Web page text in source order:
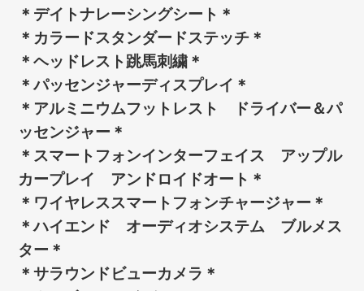
＊デイトナレーシングシート＊
＊カラードスタンダードステッチ＊
＊ヘッドレスト跳馬刺繍＊
＊パッセンジャーディスプレイ＊
＊アルミニウムフットレスト ドライバー＆パ
ッセンジャー＊
＊スマートフォンインターフェイス アップル
カープレイ アンドロイドオート＊
＊ワイヤレススマートフォンチャージャー＊
＊ハイエンド オーディオシステム ブルメス
ター＊
＊サラウンドビューカメラ＊